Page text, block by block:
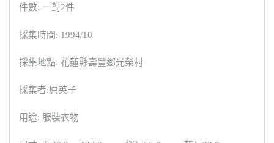
件數: 一對2件
採集時間: 1994/10
採集地點: 花蓮縣壽豐鄉光榮村
採集者:原英子
用途: 服裝衣物